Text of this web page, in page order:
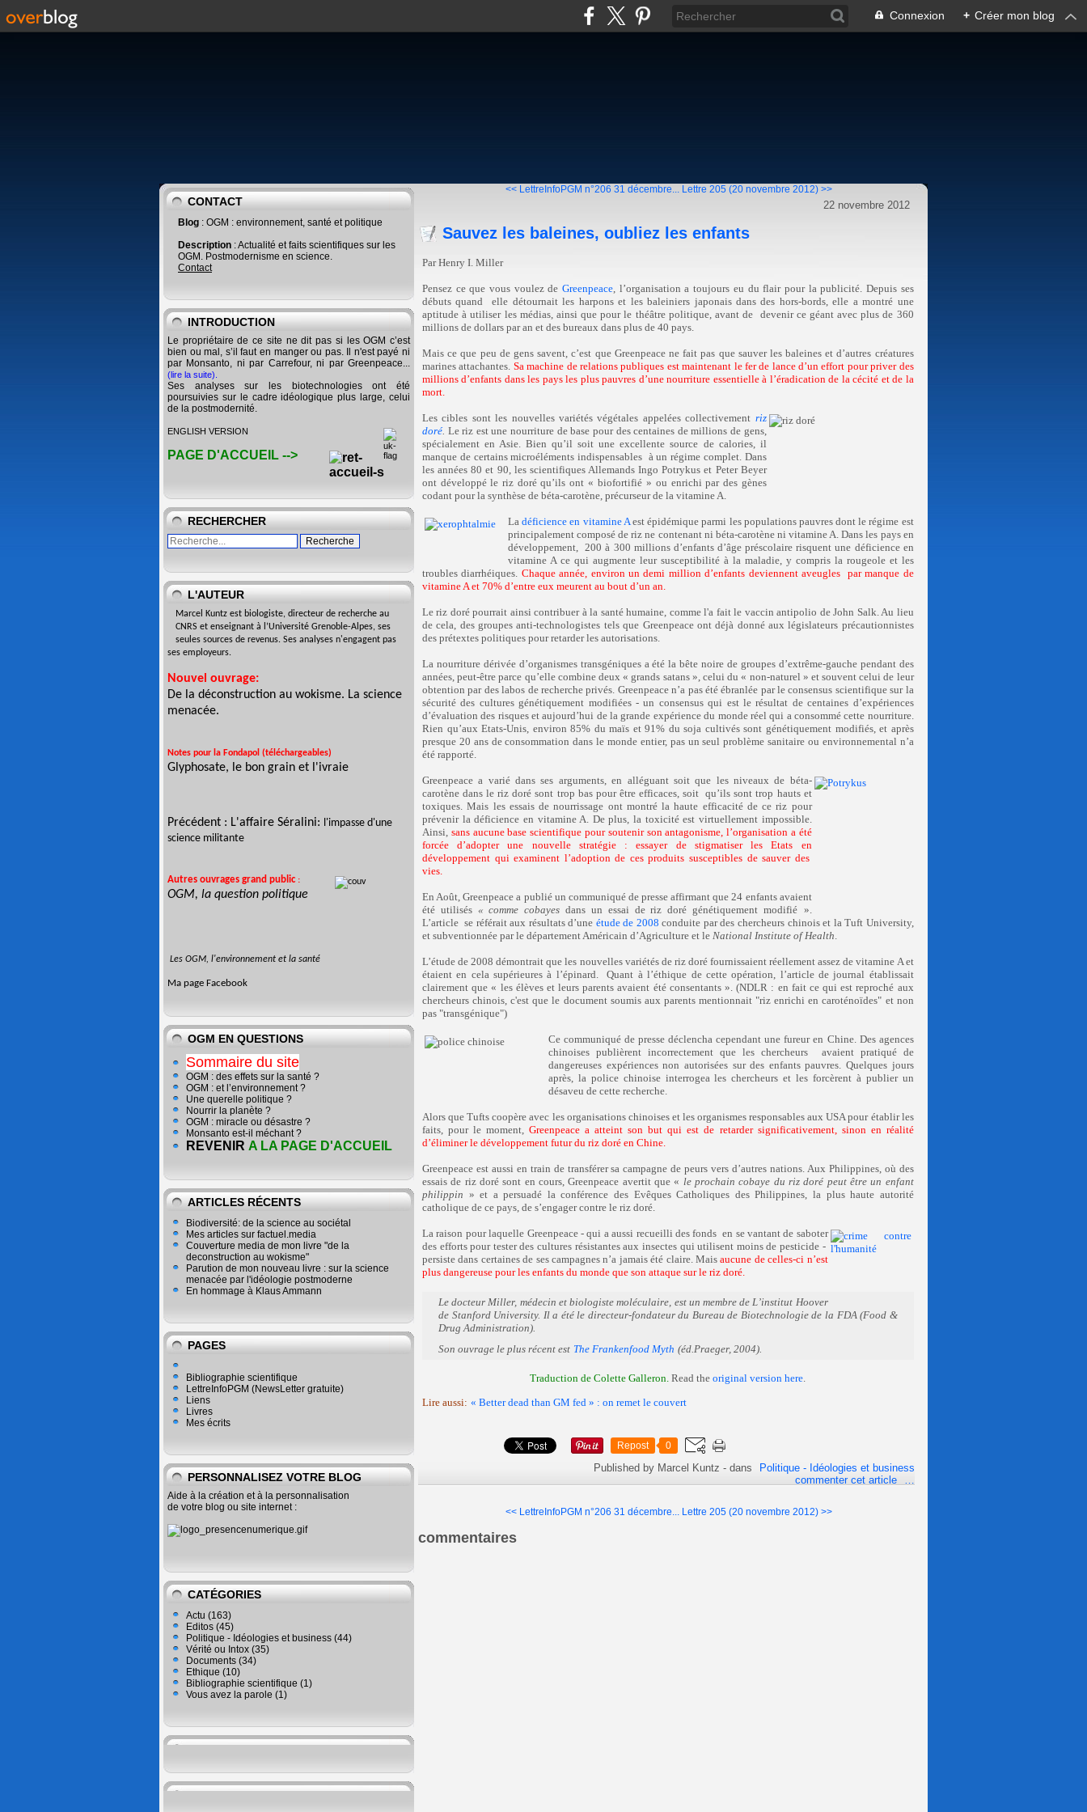
Connexion + Créer mon blog
CONTACT
Blog : OGM : environnement, santé et politique
Description : Actualité et faits scientifiques sur les
OGM. Postmodernisme en science.
Contact
INTRODUCTION
Le propriétaire de ce site ne dit pas si les OGM c’est
bien ou mal, s’il faut en manger ou pas. Il n'est payé ni
par Monsanto, ni par Carrefour, ni par Greenpeace...
(lire la suite)
Ses analyses sur les biotechnologies ont été
poursuivies sur le cadre idéologique plus large, celui
de la postmodernité.
ENGLISH VERSION
PAGE D'ACCUEIL -->
RECHERCHER
L'AUTEUR
Marcel Kuntz est biologiste, directeur de recherche au
CNRS et enseignant à l’Université Grenoble-Alpes, ses
seules sources de revenus. Ses analyses n'engagent pas
ses employeurs.
Nouvel ouvrage:
De la déconstruction au wokisme. La science
menacée.
Notes pour la Fondapol (téléchargeables)
Glyphosate, le bon grain et l'ivraie
Précédent : L'affaire Séralini: l'impasse d'une
science militante
Autres ouvrages grand public :
OGM, la question politique
Les OGM, l'environnement et la santé
Ma page Facebook
OGM EN QUESTIONS
Sommaire du site
OGM : des effets sur la santé ?
OGM : et l’environnement ?
Une querelle politique ?
Nourrir la planète ?
OGM : miracle ou désastre ?
Monsanto est-il méchant ?
REVENIR A LA PAGE D'ACCUEIL
ARTICLES RÉCENTS
Biodiversité: de la science au sociétal
Mes articles sur factuel.media
Couverture media de mon livre "de la
deconstruction au wokisme"
Parution de mon nouveau livre : sur la science
menacée par l'idéologie postmoderne
En hommage à Klaus Ammann
PAGES
Bibliographie scientifique
LettreInfoPGM (NewsLetter gratuite)
Liens
Livres
Mes écrits
PERSONNALISEZ VOTRE BLOG
Aide à la création et à la personnalisation
de votre blog ou site internet :
CATÉGORIES
Actu (163)
Editos (45)
Politique - Idéologies et business (44)
Vérité ou Intox (35)
Documents (34)
Ethique (10)
Bibliographie scientifique (1)
Vous avez la parole (1)
<< LettreInfoPGM n°206 31 décembre... Lettre 205 (20 novembre 2012) >>
22 novembre 2012
Sauvez les baleines, oubliez les enfants
Par Henry I. Miller
Pensez ce que vous voulez deGreenpeace , l’organisation a toujours eu du flair pour la publicité. Depuis ses
débuts quand
elle détournait les harpons et les baleiniers japonais dans des hors-bords, elle a montré une
aptitude à utiliser les médias, ainsi que pour le théâtre politique, avant de devenir ce géant avec plus de 360
millions de dollars par an et des bureaux dans plus de 40 pays.
Mais ce que peu de gens savent, c’est que Greenpeace ne fait pas que sauver les baleines et d’autres créatures
marines attachantes. Sa machine de relations publiques est maintenant le fer de lance d’un effort pour priver des
millions d’enfants dans les pays les plus pauvres d’une nourriture essentielle à l’éradication de la cécité et de la
mort.
Les cibles sont les nouvelles variétés végétales appelées collectivement riz
doré Le riz est une nourriture de base pour des centaines de millions de gens,
spécialement en Asie. Bien qu’il soit une excellente source de calories, il
manque de certains microéléments indispensables à un régime complet. Dans
les années 80 et 90, les scientifiques Allemands Ingo Potrykus et Peter Beyer
ont développé le riz doré qu’ils ont « biofortifié » ou enrichi par des gènes
codant pour la synthèse de béta-carotène, précurseur de la vitamine A.
Ladéficience en vitamine Aest épidémique parmi les populations pauvres dont le régime est
principalement composé de riz ne contenant ni béta-carotène ni vitamine A. Dans les pays en
développement,
200 à 300 millions d’enfants d’âge préscolaire risquent une déficience en
vitamine A ce qui augmente leur susceptibilité à la maladie, y compris la rougeole et les
troubles diarrhéiques. Chaque année, environ un demi million d’enfants deviennent aveugles par manque de
vitamine A et 70% d’entre eux meurent au bout d’un an.
Le riz doré pourrait ainsi contribuer à la santé humaine, comme l'a fait le vaccin antipolio de John Salk. Au lieu
de cela, des groupes anti-technologistes tels que Greenpeace ont déjà donné aux législateurs précautionnistes
des prétextes politiques pour retarder les autorisations.
La nourriture dérivée d’organismes transgéniques a été la bête noire de groupes d’extrême-gauche pendant des
années, peut-être parce qu’elle combine deux « grands satans », celui du « non-naturel » et souvent celui de leur
obtention par des labos de recherche privés. Greenpeace n’a pas été ébranlée par le consensus scientifique sur la
sécurité des cultures génétiquement modifiées - un consensus qui est le résultat de centaines d’expériences
d’évaluation des risques et aujourd’hui de la grande expérience du monde réel qui a consommé cette nourriture.
Rien qu’aux Etats-Unis, environ 85% du maïs et 91% du soja cultivés sont génétiquement modifiés, et après
presque 20 ans de consommation dans le monde entier, pas un seul problème sanitaire ou environnemental n’a
été rapporté.
Greenpeace a varié dans ses arguments, en alléguant soit que les niveaux de béta-
carotène dans le riz doré sont trop bas pour être efficaces, soit qu’ils sont trop hauts et
toxiques. Mais les essais de nourrissage ont montré la haute efficacité de ce riz pour
prévenir la déficience en vitamine A. De plus, la toxicité est virtuellement impossible.
Ainsi, sans aucune base scientifique pour soutenir son antagonisme, l’organisation a été
forcée d’adopter une nouvelle stratégie : essayer de stigmatiser les Etats en
développement qui examinent l’adoption de ces produits susceptibles de sauver des
vies.
En Août, Greenpeace a publié un communiqué de presse affirmant que 24 enfants avaient
été utilisés « comme cobayes dans un essai de riz doré génétiquement modifié »
L’article se référait aux résultats d’une étude de 2008 conduite par des chercheurs chinois et la Tuft University,
et subventionnée par le département Américain d’Agriculture et le National Institute of Health
L’étude de 2008 démontrait que les nouvelles variétés de riz doré fournissaient réellement assez de vitamine A et
étaient en cela supérieures à l’épinard.
Quant à l’éthique de cette opération, l’article de journal établissait
clairement que « les élèves et leurs parents avaient été consentants ». (NDLR : en fait ce qui est reproché aux
chercheurs chinois, c'est que le document soumis aux parents mentionnait "riz enrichi en caroténoïdes" et non
pas "transgénique")
Ce communiqué de presse déclencha cependant une fureur en Chine. Des agences
chinoises publièrent incorrectement que les chercheurs
avaient pratiqué de
dangereuses expériences non autorisées sur des enfants pauvres. Quelques jours
après, la police chinoise interrogea les chercheurs et les forcèrent à publier un
désaveu de cette recherche.
Alors que Tufts coopère avec les organisations chinoises et les organismes responsables aux USA pour établir les
faits, pour le moment,Greenpeace a atteint son but qui est de retarder significativement, sinon en réalité
d’éliminer le développement futur du riz doré en Chine.
Greenpeace est aussi en train de transférer sa campagne de peurs vers d’autres nations. Aux Philippines, où des
essais de riz doré sont en cours, Greenpeace avertit que « le prochain cobaye du riz doré peut être un enfant
philippin » et a persuadé la conférence des Evêques Catholiques des Philippines, la plus haute autorité
catholique de ce pays, de s’engager contre le riz doré.
La raison pour laquelle Greenpeace - qui a aussi recueilli des fonds en se vantant de saboter
des efforts pour tester des cultures résistantes aux insectes qui utilisent moins de pesticide -
persiste dans certaines de ses campagnes n’a jamais été claire. Maisaucune de celles-ci n’est
plus dangereuse pour les enfants du monde que son attaque sur le riz doré.
Le docteur Miller, médecin et biologiste moléculaire, est un membre de L’institut Hoover
de Stanford University. Il a été le directeur-fondateur du Bureau de Biotechnologie de la FDA (Food &
Drug Administration).
Son ouvrage le plus récent est The Frankenfood Myth (éd.Praeger, 2004).
Traduction de Colette Galleron. Read theoriginal version here
Lire aussi: « Better dead than GM fed » : on remet le couvert
Repost 0
Published by Marcel Kuntz -dans
Politique - Idéologies et business
commenter cet article
<< LettreInfoPGM n°206 31 décembre... Lettre 205 (20 novembre 2012) >>
commentaires